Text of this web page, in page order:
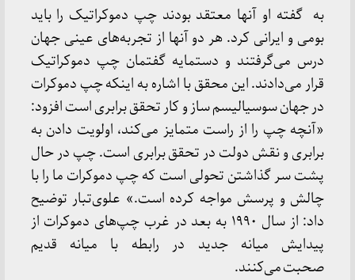
به گفته او آنها معتقد بودند چپ دموکراتیک را باید
بومی و ایرانی کرد. هر دو آنها از تجربه‌های عینی جهان
درس می‌گرفتند و دستمایه گفتمان چپ دموکراتیک
قرار می‌دادند. این محقق با اشاره به اینکه چپ دموکرات
در جهان سوسیالیسم ساز و کار تحقق برابری است افزود:
«آنچه چپ را از راست متمایز می‌کند، اولویت دادن به
برابری و نقش دولت در تحقق برابری است. چپ در حال
پشت سر گذاشتن تحولی است که چپ دموکرات ما را با
چالش و پرسش مواجه کرده است.» علوی‌تبار توضیح
داد: از سال ۱۹۹۰ به بعد در غرب چپ‌های دموکرات از
پیدایش میانه جدید در رابطه با میانه قدیم
صحبت می‌کنند.